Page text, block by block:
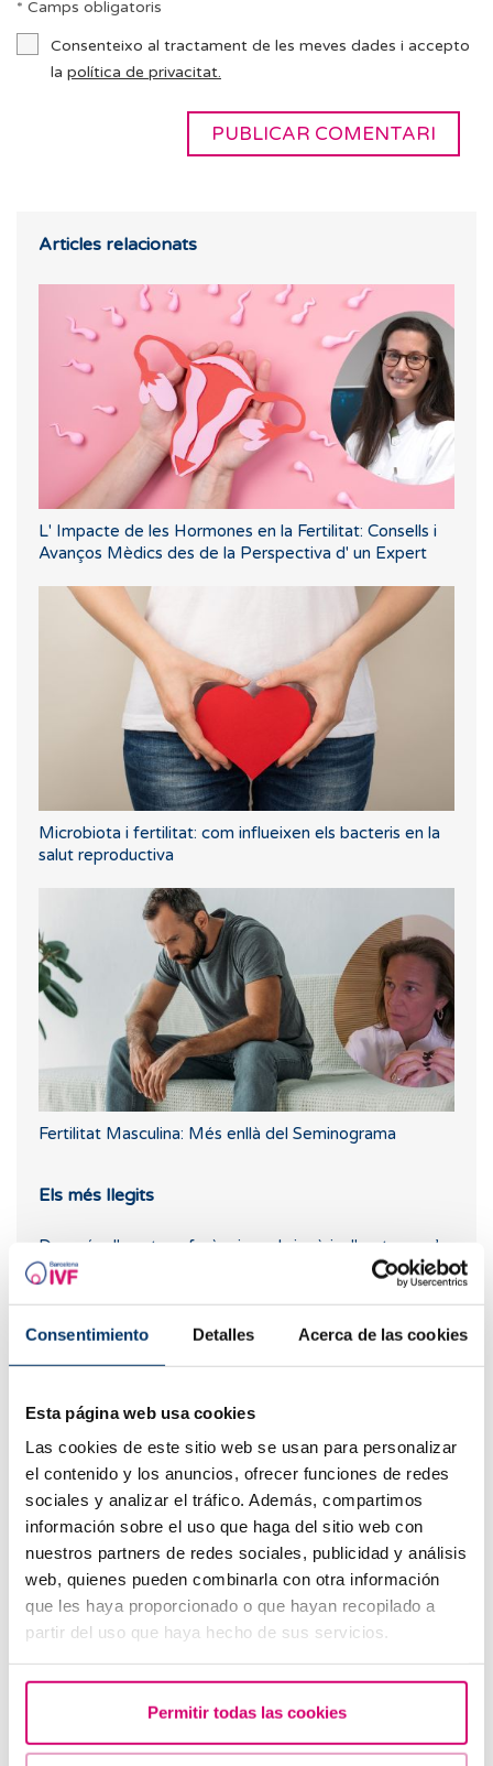
Consentimiento Detalles Acerca de las cookies
Esta página web usa cookies
Las cookies de este sitio web se usan para personalizar
el contenido y los anuncios, ofrecer funciones de redes
sociales y analizar el tráfico. Además, compartimos
información sobre el uso que haga del sitio web con
nuestros partners de redes sociales, publicidad y análisis
web, quienes pueden combinarla con otra información
que les haya proporcionado o que hayan recopilado a
partir del uso que haya hecho de sus servicios.
Permitir todas las cookies
* Camps obligatoris
Consenteixo al tractament de les meves dades i accepto
la política de privacitat.
Articles relacionats
L' Impacte de les Hormones en la Fertilitat: Consells i
Avanços Mèdics des de la Perspectiva d' un Expert
Microbiota i fertilitat: com influeixen els bacteris en la
salut reproductiva
Fertilitat Masculina: Més enllà del Seminograma
Els més llegits
Després d'una transferència embrionària, " pot caure’s
l'embrió?"
Epigenètica i fertilitat: com influeix el teu estil de vida
en l'expressió genètica de l'embrió